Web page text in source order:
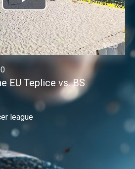
Přehrát
video
EU Teplice vs. BS
league